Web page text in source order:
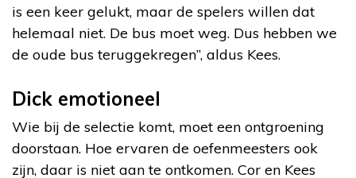
is een keer gelukt, maar de spelers willen dat
helemaal niet. De bus moet weg. Dus hebben we
de oude bus teruggekregen”, aldus Kees.
Dick emotioneel
Wie bij de selectie komt, moet een ontgroening
doorstaan. Hoe ervaren de oefenmeesters ook
zijn, daar is niet aan te ontkomen. Cor en Kees